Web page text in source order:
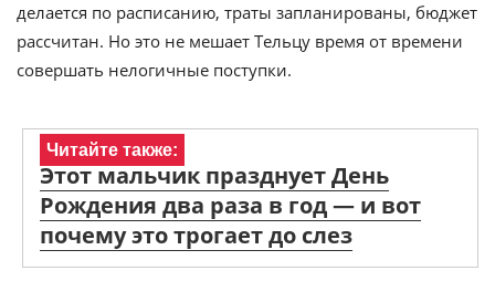
делается по расписанию, траты запланированы, бюджет
рассчитан. Но это не мешает Тельцу время от времени
совершать нелогичные поступки.
Читайте также:
Этот мальчик празднует День
Рождения два раза в год — и вот
почему это трогает до слез